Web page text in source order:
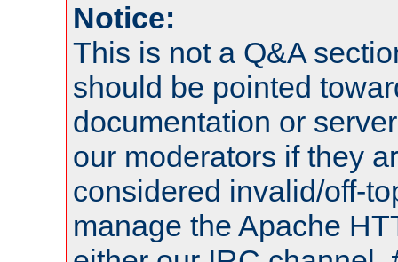
Notice:
This is not a Q&A
should be pointed
documentation or
our moderators if they
considered invalid/off-
manage the Apache